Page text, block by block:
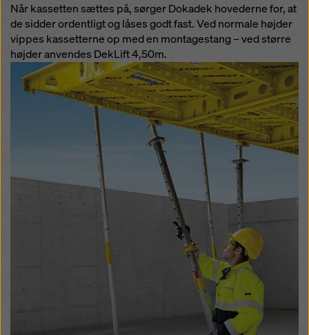
Når kassetten sættes på, sørger Dokadek hovederne for, at
de sidder ordentligt og låses godt fast. Ved normale højder
vippes kassetterne op med en montagestang – ved større
højder anvendes DekLift 4,50m.